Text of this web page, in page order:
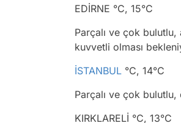
EDİRNE °C, 15°C
Parçalı ve çok bulutlu,
kuvvetli olması
İSTANBUL °C, 14°C
Parçalı ve çok bulutlu,
KIRKLARELİ °C, 13°C